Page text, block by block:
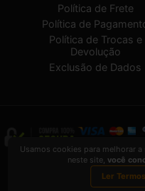
Política de Frete
Política de
Política de Trocas e
Devolução
Exclusão de Dados
DESMONTE
é uma
Usamos cookies para melhorar
neste site, você
Ler